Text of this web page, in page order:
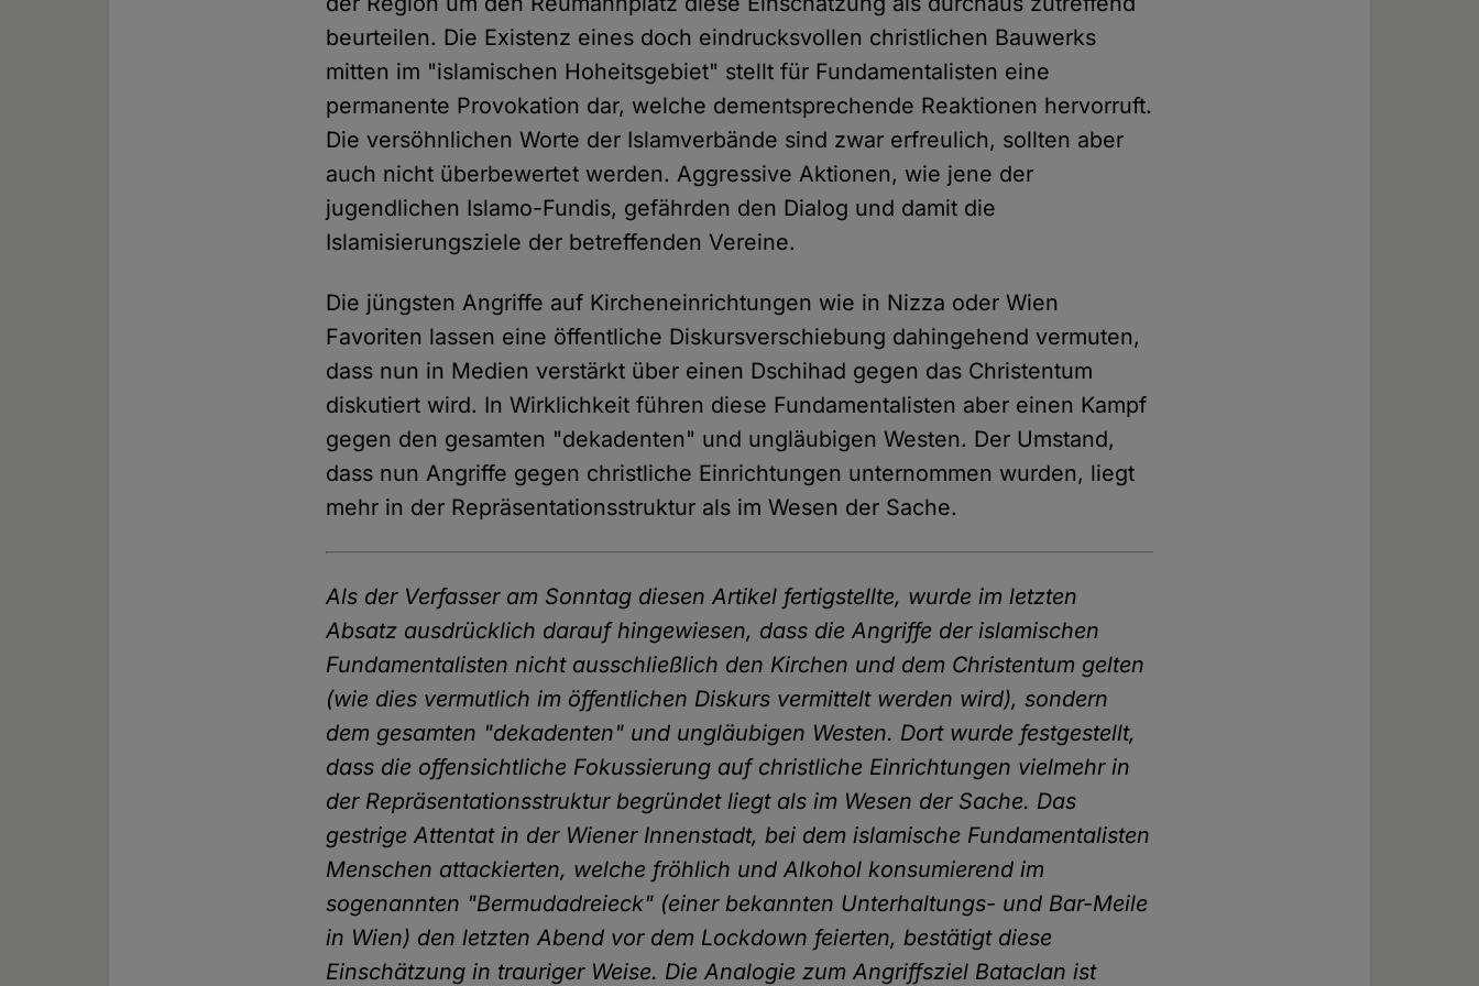
beurteilen. Die Existenz eines doch eindrucksvollen christlichen Bauwerks
mitten im "islamischen Hoheitsgebiet" stellt für Fundamentalisten eine
permanente Provokation dar, welche dementsprechende Reaktionen hervorruft.
Die versöhnlichen Worte der Islamverbände sind zwar erfreulich, sollten aber
auch nicht überbewertet werden. Aggressive Aktionen, wie jene der
jugendlichen Islamo-Fundis, gefährden den Dialog und damit die
Islamisierungsziele der betreffenden Vereine.
Die jüngsten Angriffe auf Kircheneinrichtungen wie in Nizza oder Wien
Favoriten lassen eine öffentliche Diskursverschiebung dahingehend vermuten,
dass nun in Medien verstärkt über einen Dschihad gegen das Christentum
diskutiert wird. In Wirklichkeit führen diese Fundamentalisten aber einen Kampf
gegen den gesamten "dekadenten" und ungläubigen Westen. Der Umstand,
dass nun Angriffe gegen christliche Einrichtungen unternommen wurden, liegt
mehr in der Repräsentationsstruktur als im Wesen der Sache.
Als der Verfasser am Sonntag diesen Artikel fertigstellte, wurde im letzten
Absatz ausdrücklich darauf hingewiesen, dass die Angriffe der islamischen
Fundamentalisten nicht ausschließlich den Kirchen und dem Christentum gelten
(wie dies vermutlich im öffentlichen Diskurs vermittelt werden wird), sondern
dem gesamten "dekadenten" und ungläubigen Westen. Dort wurde festgestellt,
dass die offensichtliche Fokussierung auf christliche Einrichtungen vielmehr in
der Repräsentationsstruktur begründet liegt als im Wesen der Sache. Das
gestrige Attentat in der Wiener Innenstadt, bei dem islamische Fundamentalisten
Menschen attackierten, welche fröhlich und Alkohol konsumierend im
sogenannten "Bermudadreieck" (einer bekannten Unterhaltungs- und Bar-Meile
in Wien) den letzten Abend vor dem Lockdown feierten, bestätigt diese
Einschätzung in trauriger Weise. Die Analogie zum Angriffsziel Bataclan ist